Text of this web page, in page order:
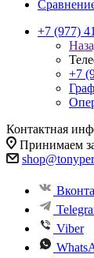
+7 (977)
+7
Контактная
Принимаем
Viber